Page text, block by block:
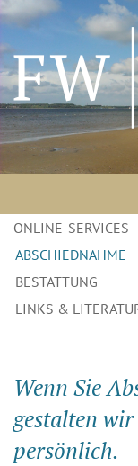
Navigation
ONLINE-SERVICES
ABSCHIEDNAHME
BESTATTUNG
LINKS &
Wenn Sie
gestalten
persönlich.